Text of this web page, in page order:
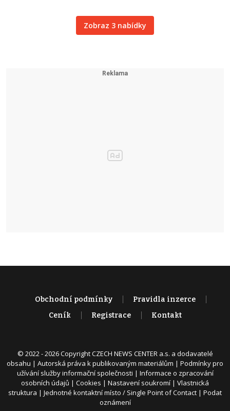
Zobraz 3 nabídky
Obchodní podmínky
Pravidla inzerce
Ceník
Registrace Kontakt
© 2022 - 2026 Copyright CZECH NEWS CENTER a.s. a dodavatelé
obsahu | Autorská práva k publikovaným materiálům | Podmínky pro
užívání služby informační společnosti | Informace o zpracování
osobních údajů | Cookies | Nastavení soukromí | Vlastnická
struktura | Jednotné kontaktní místo / Single Point of Contact | Podat
oznámení